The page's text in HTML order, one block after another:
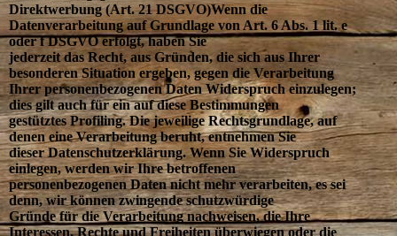
Direktwerbung (Art. 21 DSGVO)Wenn die
Datenverarbeitung auf Grundlage von Art. 6 Abs. 1 lit. e
oder f DSGVO erfolgt, haben Sie
jederzeit das Recht, aus Gründen, die sich aus Ihrer
besonderen Situation ergeben, gegen die Verarbeitung
Ihrer personenbezogenen Daten Widerspruch einzulegen;
dies gilt auch für ein auf diese Bestimmungen
gestütztes Profiling. Die jeweilige Rechtsgrundlage, auf
denen eine Verarbeitung beruht, entnehmen Sie
dieser Datenschutzerklärung. Wenn Sie Widerspruch
einlegen, werden wir Ihre betroffenen
personenbezogenen Daten nicht mehr verarbeiten, es sei
denn, wir können zwingende schutzwürdige
Gründe für die Verarbeitung nachweisen, die Ihre
Interessen, Rechte und Freiheiten überwiegen oder die